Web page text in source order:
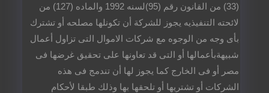
(33) من القانون رقم (95)لسنه 1992 والماده (127) من
لائحته التنفيذيه يجوز للشركة أن تكونلها مصلحه أو تشترك
بأى وجه من الوجوه مع شركات الاموال التى تزاول أعمال
شبيهةبأعمالها أو التى قد تعاونها على تحقيق غرضها فى
مصر أو فى الخارج كما يجوز لها أن تندمج فى هذه
الشركات أو تشتريها أو تلحقها بها وذلك طبقا لأحكام